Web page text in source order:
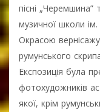
пісні
музичної школи ім.
Окрасою
румунського
Експозиція була
фотохудожників
якої, крім